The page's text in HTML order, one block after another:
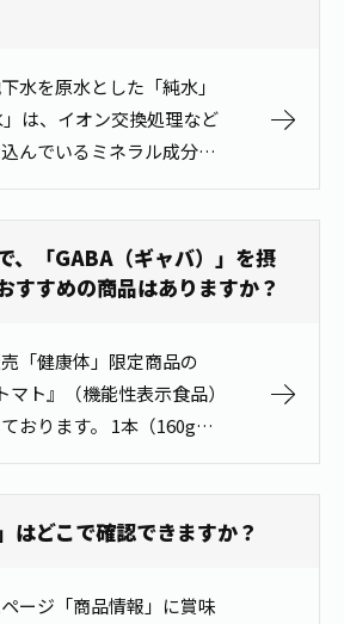
水を原水とした「純水」
は、イオン交換処理など
んでいるミネラル成分な
着除去した水です。
、「GABA（ギャバ）」を摂
すすめの商品はありますか？
「健康体」限定商品の
マト』（機能性表示食品）
おります。 1本（160g）
含み、下記の４つの機能
表示食品です。 (1)「血圧
血圧を…
はどこで確認できますか？
ージ「商品情報」に賞味